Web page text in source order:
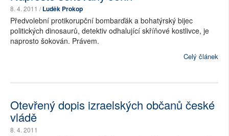
8. 4. 2011 /Luděk Prokop
Předvolební protikorupční bombarďák a bohatýrský bijec
politických dinosaurů, detektiv odhalující skříňové kostlivce, je
naprosto šokován. Právem.
Celý článek
Otevřený dopis izraelských občanů české
vládě
8. 4. 2011